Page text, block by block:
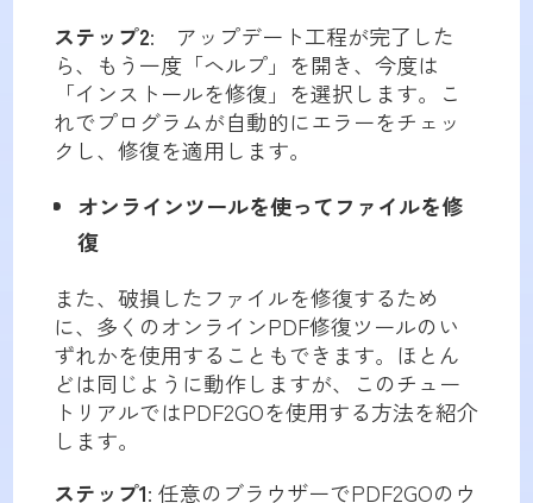
ステップ2: アップデート工程が完了した
ら、もう一度「ヘルプ」を開き、今度は
「インストールを修復」を選択します。こ
れでプログラムが自動的にエラーをチェッ
クし、修復を適用します。
オンラインツールを使ってファイルを修
復
また、破損したファイルを修復するため
に、多くのオンラインPDF修復ツールのい
ずれかを使用することもできます。ほとん
どは同じように動作しますが、このチュー
トリアルではPDF2GOを使用する方法を紹介
します。
ステップ1: 任意のブラウザーでPDF2GOのウ